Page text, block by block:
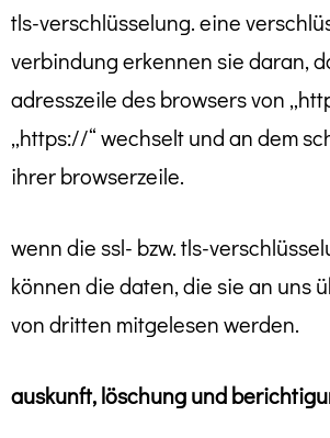
tls-verschlüsselung. eine
verbindung erkennen sie daran,
adresszeile des browsers von
„https://“ wechselt und an dem
ihrer browserzeile.
wenn die ssl- bzw. tls-
können die daten, die sie an uns
von dritten mitgelesen werden.
auskunft, löschung und